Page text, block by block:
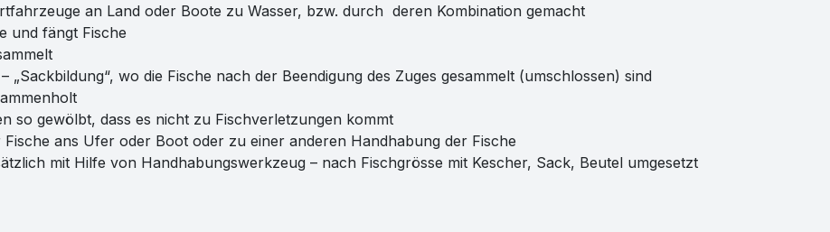
an Land oder Boote zu Wasser, bzw. durch deren Kombination gemacht
und fängt Fische
„Sackbildung“, wo die Fische nach der Beendigung des Zuges gesammelt (umschlossen) sind
so gewölbt, dass es nicht zu Fischverletzungen kommt
ans Ufer oder Boot oder zu einer anderen Handhabung der Fische
mit Hilfe von Handhabungswerkzeug – nach Fischgrösse mit Kescher, Sack, Beutel umgesetzt